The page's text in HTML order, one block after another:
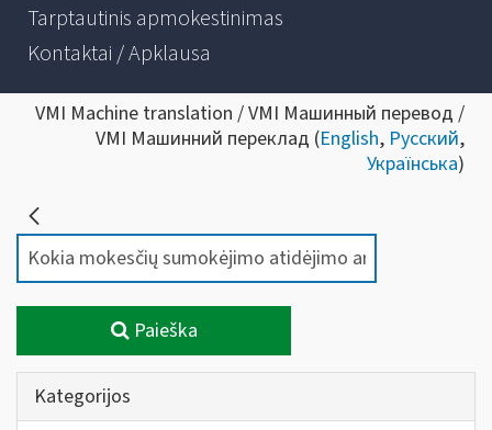
Tarptautinis apmokestinimas
Kontaktai / Apklausa
VMI Machine translation / VMI Машинный перевод /
VMI Машинний переклад (English, Русский,
Українська)
Paieška
Kategorijos